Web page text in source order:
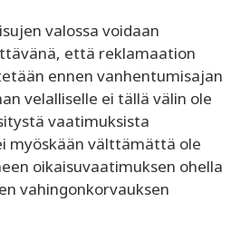
valossa voidaan
että reklamaation
ennen vanhentumisajan
velalliselle ei tällä välin ole
vaatimuksista
myöskään välttämättä ole
oikaisuvaatimuksen ohella
vahingonkorvauksen